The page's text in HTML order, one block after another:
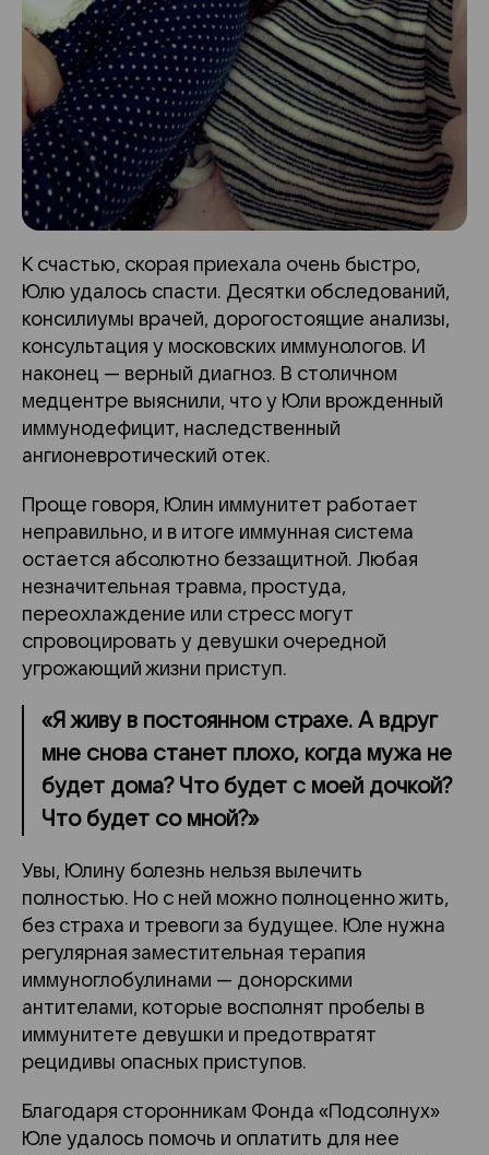
К счастью, скорая приехала очень быстро,
Юлю удалось спасти. Десятки обследований,
консилиумы врачей, дорогостоящие анализы,
консультация у московских иммунологов. И
наконец — верный диагноз. В столичном
медцентре выяснили, что у Юли врожденный
иммунодефицит, наследственный
ангионевротический отек.
Проще говоря, Юлин иммунитет работает
неправильно, и в итоге иммунная система
остается абсолютно беззащитной. Любая
незначительная травма, простуда,
переохлаждение или стресс могут
спровоцировать у девушки очередной
угрожающий жизни приступ.
«Я живу в постоянном страхе. А вдруг
мне снова станет плохо, когда мужа не
будет дома? Что будет с моей дочкой?
Что будет со мной?»
Увы, Юлину болезнь нельзя вылечить
полностью. Но с ней можно полноценно жить,
без страха и тревоги за будущее. Юле нужна
регулярная заместительная терапия
иммуноглобулинами — донорскими
антителами, которые восполнят пробелы в
иммунитете девушки и предотвратят
рецидивы опасных приступов.
Благодаря сторонникам Фонда «Подсолнух»
Юле удалось помочь и оплатить для нее